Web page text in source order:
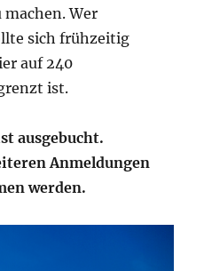
machen. Wer
sich frühzeitig
auf 240
ist.
ausgebucht.
Anmeldungen
werden.